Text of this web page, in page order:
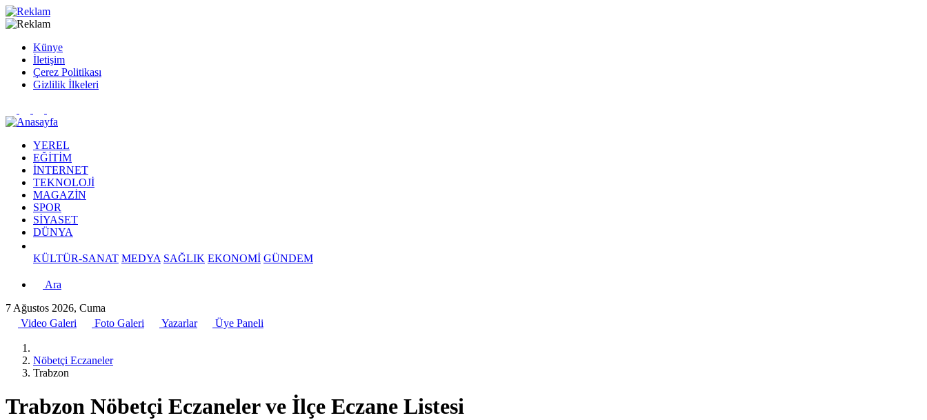
Künye
İletişim
Çerez Politikası
Gizlilik İlkeleri
YEREL
EĞİTİM
İNTERNET
TEKNOLOJİ
MAGAZİN
SPOR
SİYASET
DÜNYA
KÜLTÜR-SANAT MEDYA SAĞLIK EKONOMİ GÜNDEM
Ara
7 Ağustos 2026, Cuma
Video Galeri
Foto Galeri Yazarlar Üye Paneli
Nöbetçi Eczaneler
Trabzon
Trabzon Nöbetçi Eczaneler ve İlçe Eczane Listesi